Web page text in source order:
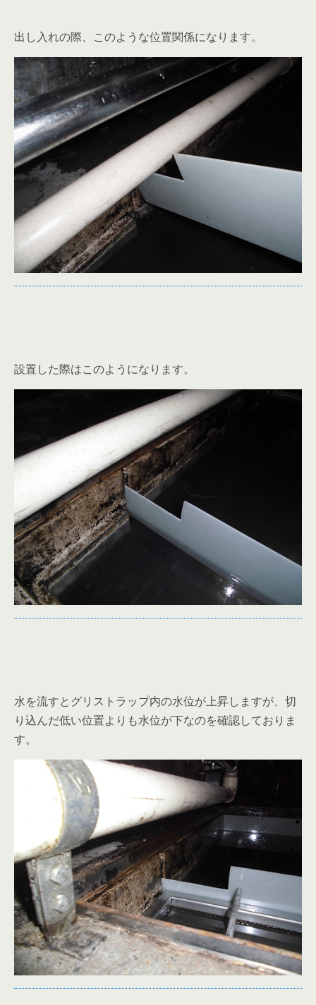
出し入れの際、このような位置関係になります。
設置した際はこのようになります。
水を流すとグリストラップ内の水位が上昇しますが、切
り込んだ低い位置よりも水位が下なのを確認しておりま
す。